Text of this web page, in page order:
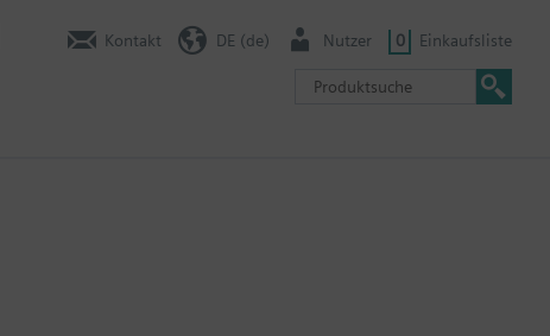
Kontakt DE (de) Nutzer 0 Einkaufsliste